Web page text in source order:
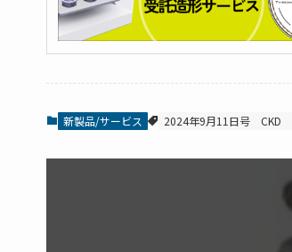
新製品/サービス 2024年9月11日号 CKD